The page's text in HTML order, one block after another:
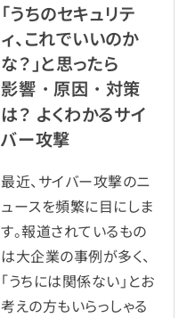
「うちのセキュリテ
ィ、これでいいのか
な？」と思ったら
影響・原因・対策
は？ よくわかるサイ
バー攻撃
最近、サイバー攻撃のニ
ュースを頻繁に目にしま
す。報道されているもの
は大企業の事例が多く、
「うちには関係ない」とお
考えの方もいらっしゃる